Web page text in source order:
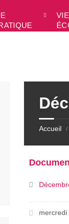
VIE
Accueil /
mercredi